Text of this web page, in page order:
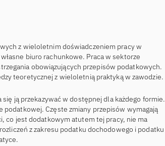
z wieloletnim doświadczeniem pracy w
biuro rachunkowe. Praca w sektorze
obowiązujących przepisów podatkowych.
teoretycznej z wieloletnią praktyką w zawodzie.
ją przekazywać w dostępnej dla każdego formie.
podatkowej. Częste zmiany przepisów wymagają
co jest dodatkowym atutem tej pracy, nie ma
z zakresu podatku dochodowego i podatku